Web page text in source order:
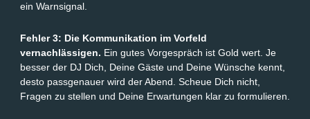
ein Warnsignal.
Fehler 3: Die Kommunikation im Vorfeld
vernachlässigen. Ein gutes Vorgespräch ist Gold wert. Je
besser der DJ Dich, Deine Gäste und Deine Wünsche kennt,
desto passgenauer wird der Abend. Scheue Dich nicht,
Fragen zu stellen und Deine Erwartungen klar zu formulieren.